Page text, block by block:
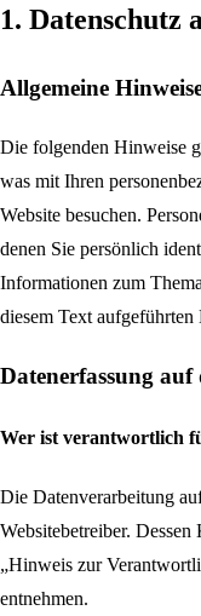
1. Datenschutz
Allgemeine
Die folgenden Hinweise
was mit Ihren
Website besuchen.
denen Sie persönlich
Informationen zum
diesem Text aufgeführten
Datenerfassung auf
Wer ist verantwortlich
Die Datenverarbeitung
Websitebetreiber.
„Hinweis zur
entnehmen.